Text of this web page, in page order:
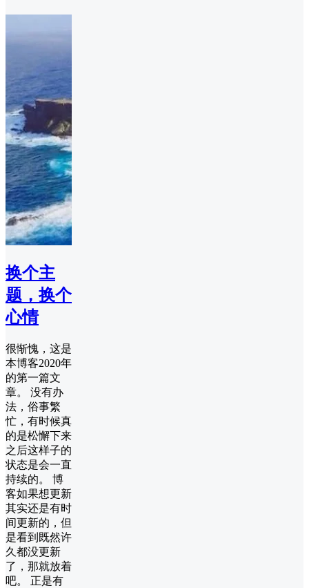
换个主
题，换个
心情
很惭愧，这是
本博客2020年
的第一篇文
章。 没有办
法，俗事繁
忙，有时候真
的是松懈下来
之后这样子的
状态是会一直
持续的。 博
客如果想更新
其实还是有时
间更新的，但
是看到既然许
久都没更新
了，那就放着
吧。 正是有